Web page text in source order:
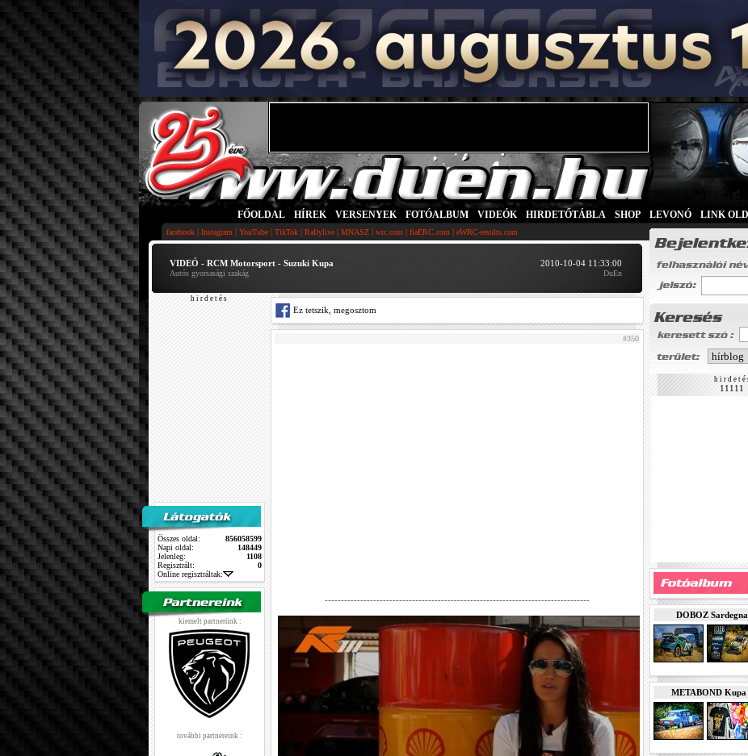
FŐOLDAL HÍREK VERSENYEK FOTÓALBUM VIDEÓK HIRDETŐTÁBLA SHOP LEVONÓ LINK
facebook | Instagram | YouTube | TikTok | Rallylive | MNASZ | wrc.com | fiaERC.com | eWRC-results.com
VIDEÓ - RCM Motorsport - Suzuki Kupa
Autós gyorsasági szakág
2010-10-04 11:33:00
DuEn
h i r d e t é s
Összes oldal:
856058599
Napi oldal:
148449
Jelenleg:
1108
Regisztrált:
0
Online regisztráltak:
kiemelt partnerünk :
további partnereink :
Ez tetszik, megosztom
#350
----------------------------------------------------------------------------------
h i r d e t é
11111
DOBOZ
METABOND Kupa